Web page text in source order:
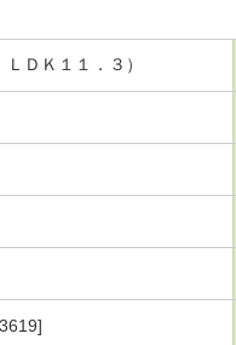
ＤＫ１１．３）